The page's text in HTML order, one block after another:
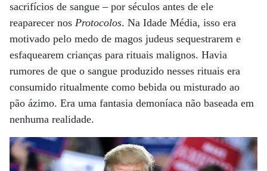
sacrifícios de sangue – por séculos antes de ele
reaparecer nos Protocolos. Na Idade Média, isso era
motivado pelo medo de magos judeus sequestrarem e
esfaquearem crianças para rituais malignos. Havia
rumores de que o sangue produzido nesses rituais era
consumido ritualmente como bebida ou misturado ao
pão ázimo. Era uma fantasia demoníaca não baseada em
nenhuma realidade.